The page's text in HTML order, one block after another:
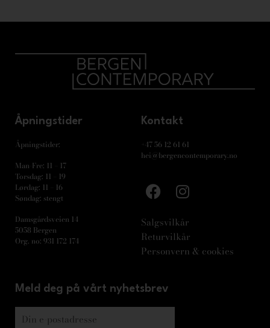
Åpningstider
Åpningstider:
Man-Fre: 11 – 17
Torsdag: 11 – 19
Lørdag: 11 – 16
Søndag: stengt
Damsgårdsveien 14
5058 Bergen
Org. no: 931 172 174
Kontakt
+47 56 12 61 61
hei@bergencontemporary.no
Salgsvilkår
Returvilkår
Personvern & cookies
Meld deg på vårt nyhetsbrev